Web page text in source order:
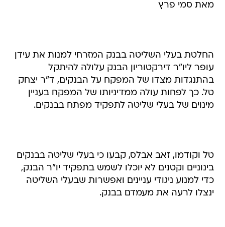
מאת סמי פרץ
החלטת בעלי השליטה בבנק המזרחי למנות את עידן
עופר ליו"ר דירקטוריון הבנק עלולה להיתקל
בהתנגדות מצדו של המפקח על הבנקים, ד"ר יצחק
טל. כך לפחות עולה ממדיניותו של המפקח בעניין
מינוים של בעלי שליטה לתפקיד מפתח בבנקים.
טל וקודמו, זאב אבלס, קבעו כי בעלי שליטה בבנקים
בינוניים וקטנים לא יוכלו לשמש בתפקיד יו"ר הבנק,
כדי למנוע ניגודי עניינים ואפשרות שבעלי השליטה
ינצלו לרעה את מעמדם בבנק.